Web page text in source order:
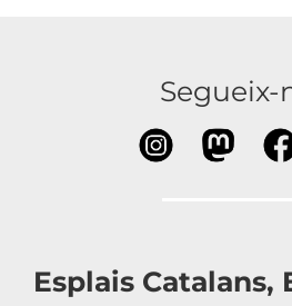
Segueix-
Esplais Catalans,